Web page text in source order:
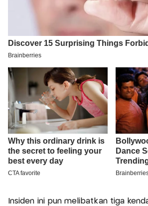
Insiden ini pun melibatkan tiga